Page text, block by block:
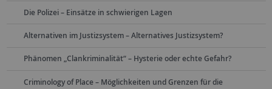
Die Polizei – Einsätze in schwierigen Lagen
Alternativen im Justizsystem – Alternatives Justizsystem?
Phänomen „Clankriminalität“ – Hysterie oder echte Gefahr?
Criminology of Place – Möglichkeiten und Grenzen für die